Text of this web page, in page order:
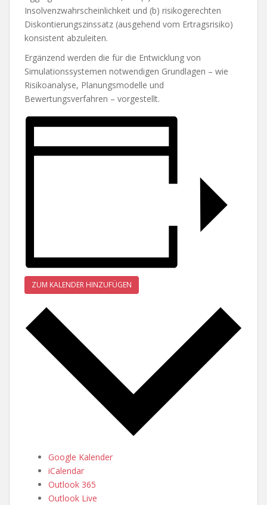
Insolvenzwahrscheinlichkeit und (b) risikogerechten
Diskontierungszinssatz (ausgehend vom Ertragsrisiko)
konsistent abzuleiten.
Ergänzend werden die für die Entwicklung von
Simulationssystemen notwendigen Grundlagen – wie
Risikoanalyse, Planungsmodelle und
Bewertungsverfahren – vorgestellt.
ZUM KALENDER HINZUFÜGEN
Google Kalender
iCalendar
Outlook 365
Outlook Live